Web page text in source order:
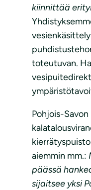
kiinnittää
toteutuvan.
Pohjois-Savon
aiemmin mm.:
päässä
sijaitsee yksi